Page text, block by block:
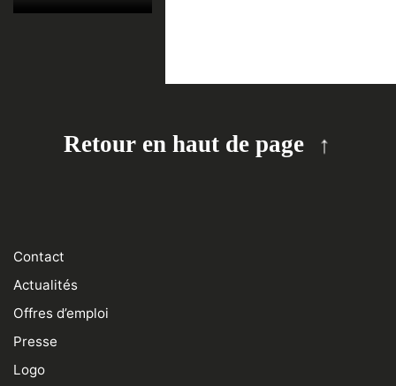
Retour en haut de page
Contact
Actualités
Offres d’emploi
Presse
Logo